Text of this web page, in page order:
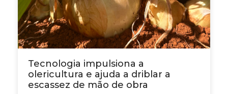
Tecnologia impulsiona a
olericultura e ajuda a driblar a
escassez de mão de obra